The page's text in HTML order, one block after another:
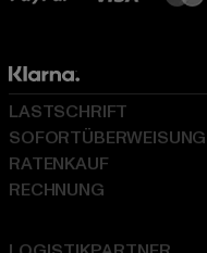
LASTSCHRIFT
SOFORTÜBERWEISUNG
RATENKAUF
RECHNUNG